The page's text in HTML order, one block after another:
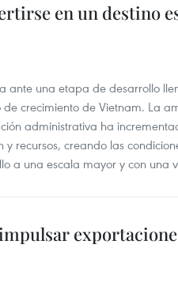
en un destino
ante una etapa de desarrollo
crecimiento de Vietnam. La
administrativa ha
recursos, creando las
a una escala mayor y con una